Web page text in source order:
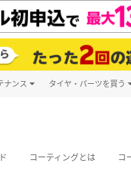
ナンス
修理予約
・コーティング予約
タイヤ・パーツを買う
コーティングとは コ